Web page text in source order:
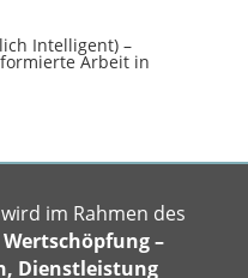
Intelligent) –
Arbeit in
im Rahmen des
–
Dienstleistung